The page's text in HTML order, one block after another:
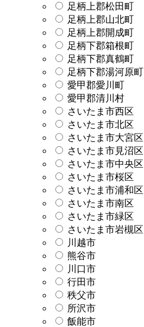
足柄上郡松田町
足柄上郡山北町
足柄上郡開成町
足柄下郡箱根町
足柄下郡真鶴町
足柄下郡湯河原町
愛甲郡愛川町
愛甲郡清川村
さいたま市西区
さいたま市北区
さいたま市大宮区
さいたま市見沼区
さいたま市中央区
さいたま市桜区
さいたま市浦和区
さいたま市南区
さいたま市緑区
さいたま市岩槻区
川越市
熊谷市
川口市
行田市
秩父市
所沢市
飯能市